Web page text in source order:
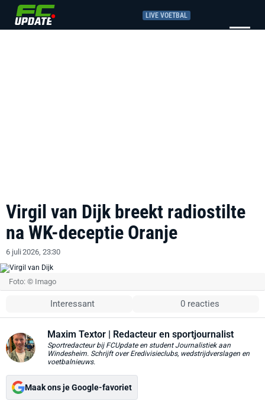
LIVE VOETBAL
Virgil van Dijk breekt radiostilte
na WK-deceptie Oranje
6 juli 2026, 23:30
Foto: © Imago
Interessant 0 reacties
Maxim Textor | Redacteur en sportjournalist
Sportredacteur bij FCUpdate en student Journalistiek aan
Windesheim. Schrijft over Eredivisieclubs, wedstrijdverslagen en
voetbalnieuws.
Maak ons je Google-favoriet